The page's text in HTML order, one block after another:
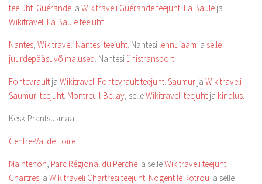
teejuht. Guérande ja Wikitraveli Guérande teejuht. La Baule ja
Wikitraveli La Baule teejuht.
Nantes, Wikitraveli Nantesi teejuht. Nantesi lennujaam ja selle
juurdepääsuvõimalused. Nantesi ühistransport.
Fontevrault ja Wikitraveli Fontevrault teejuht. Saumur ja Wikitraveli
Saumuri teejuht. Montreuil-Bellay, selleWikitraveli teejuht ja kindlus.
Kesk-Prantsusmaa
Centre-Val de Loire
Maintenon, Parc Régional du Perche ja selleWikitraveli teejuht.
Chartres ja Wikitraveli Chartresi teejuht. Nogent le Rotrou ja selle